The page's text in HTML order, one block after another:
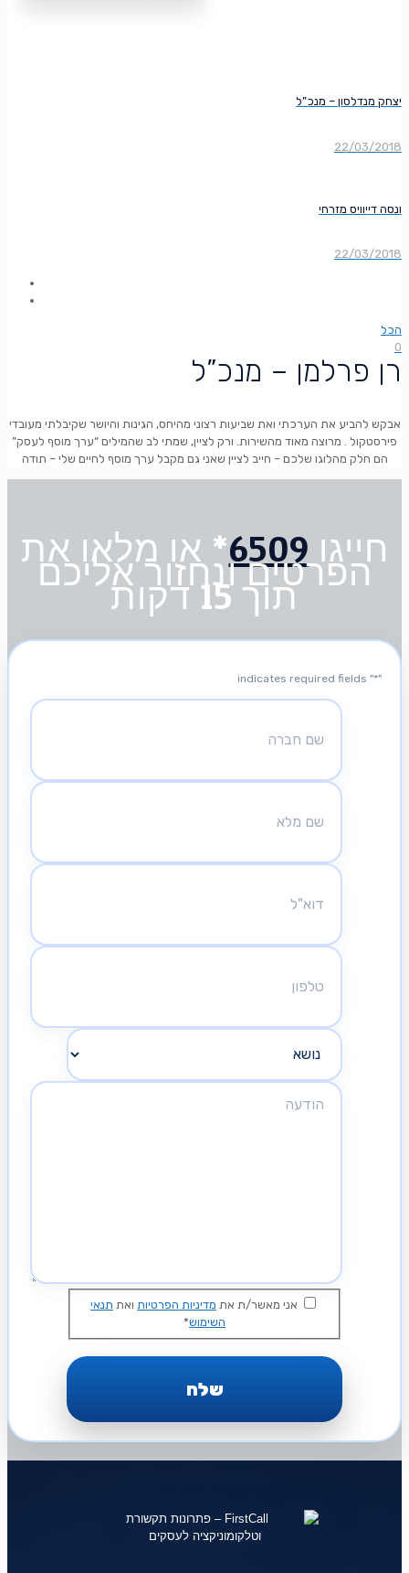
יצחק מנדלסון – מנכ”ל
22/03/2018
ונסה דייוויס מזרחי
22/03/2018
הכל
0
רן פרלמן – מנכ”ל
אבקש להביע את הערכתי ואת שביעות רצוני מהיחס, הגינות והיושר שקיבלתי מעובדי
פירסטקול . מרוצה מאוד מהשירות. ורק לציין, שמתי לב שהמילים “ערך מוסף לעסק”
הם חלק מהלוגו שלכם – חייב לציין שאני גם מקבל ערך מוסף לחיים שלי – תודה
חייגו 6509* או מלאו את
הפרטים ונחזור אליכם
תוך 15 דקות
"
*
" indicates required fields
אני מאשר/ת את מדיניות הפרטיות ואת תנאי
השימוש*